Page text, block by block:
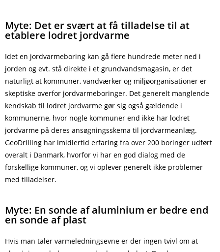
Myte: Det er svært at få tilladelse til at
etablere lodret jordvarme
Idet en jordvarmeboring kan gå flere hundrede meter ned i
jorden og evt. stå direkte i et grundvandsmagasin, er det
naturligt at kommuner, vandværker og miljøorganisationer er
skeptiske overfor jordvarmeboringer. Det generelt manglende
kendskab til lodret jordvarme gør sig også gældende i
kommunerne, hvor nogle kommuner end ikke har lodret
jordvarme på deres ansøgningsskema til jordvarmeanlæg.
GeoDrilling har imidlertid erfaring fra over 200 boringer udført
overalt i Danmark, hvorfor vi har en god dialog med de
forskellige kommuner, og vi oplever generelt ikke problemer
med tilladelser.
Myte: En sonde af aluminium er bedre end
en sonde af plast
Hvis man taler varmeledningsevne er der ingen tvivl om at